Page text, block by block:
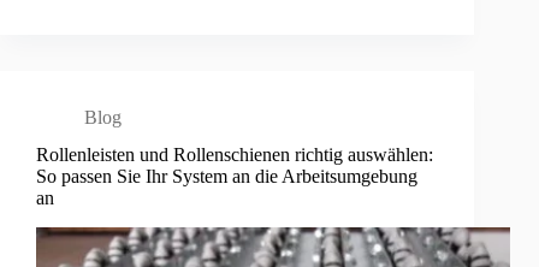
Blog
Rollenleisten und Rollenschienen richtig auswählen:
So passen Sie Ihr System an die Arbeitsumgebung
an